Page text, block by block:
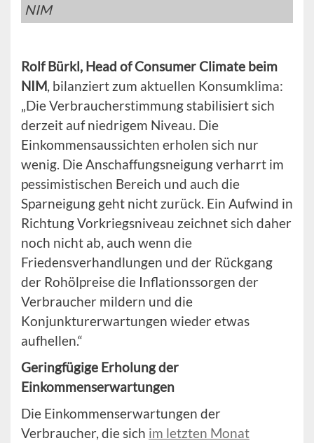
NIM
Rolf Bürkl, Head of Consumer Climate beim
NIM, bilanziert zum aktuellen Konsumklima:
„Die Verbraucherstimmung stabilisiert sich
derzeit auf niedrigem Niveau. Die
Einkommensaussichten erholen sich nur
wenig. Die Anschaffungsneigung verharrt im
pessimistischen Bereich und auch die
Sparneigung geht nicht zurück. Ein Aufwind in
Richtung Vorkriegsniveau zeichnet sich daher
noch nicht ab, auch wenn die
Friedensverhandlungen und der Rückgang
der Rohölpreise die Inflationssorgen der
Verbraucher mildern und die
Konjunkturerwartungen wieder etwas
aufhellen.“
Geringfügige Erholung der
Einkommenserwartungen
Die Einkommenserwartungen der
Verbraucher, die sich im letzten Monat